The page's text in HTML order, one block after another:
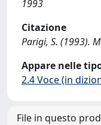
1993
Citazione
Parigi, S. (1993).
Appare nelle
2.4 Voce (in
File in questo